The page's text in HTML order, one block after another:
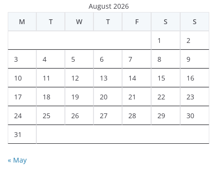
August 2026
M
T W T F S S
1 2
3 4 5 6 7 8 9
10 11 12 13 14 15 16
17 18 19 20 21 22 23
24 25 26 27 28 29 30
31
« May